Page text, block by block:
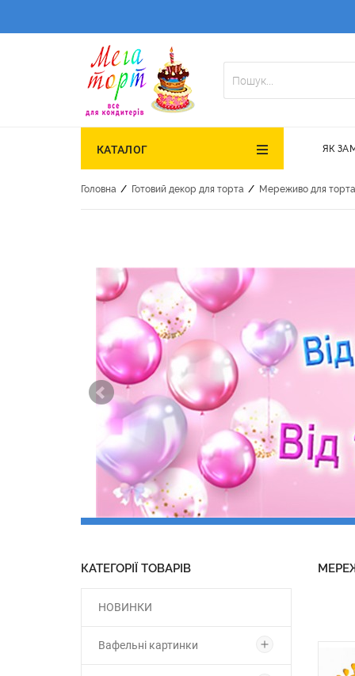
КАТАЛОГ ЯК
Головна / Готовий декор для торта / Мереживо для торта
КАТЕГОРІЇ ТОВАРІВ
НОВИНКИ
Вафельні картинки